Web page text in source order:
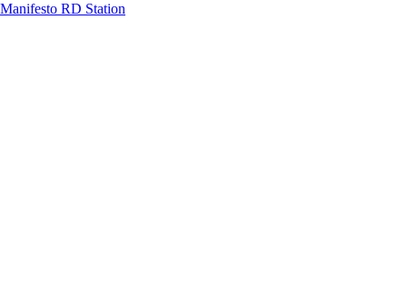
Manifesto RD Station